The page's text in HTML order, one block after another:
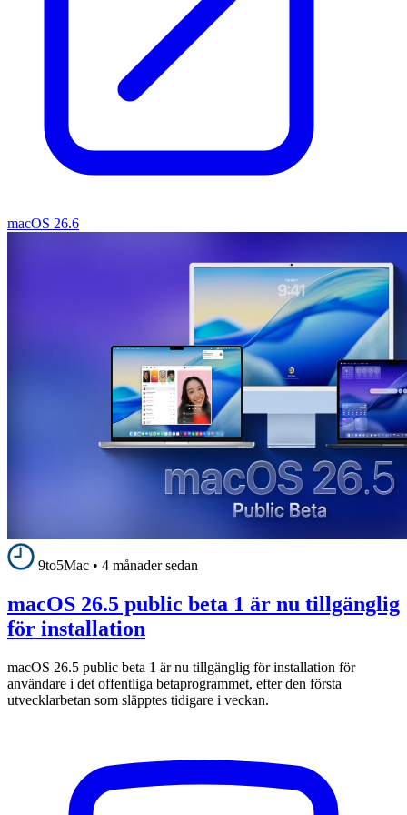
macOS 26.6
9to5Mac • 4 månader sedan
macOS 26.5 public beta 1 är nu tillgänglig
för installation
macOS 26.5 public beta 1 är nu tillgänglig för installation för
användare i det offentliga betaprogrammet, efter den första
utvecklarbetan som släpptes tidigare i veckan.